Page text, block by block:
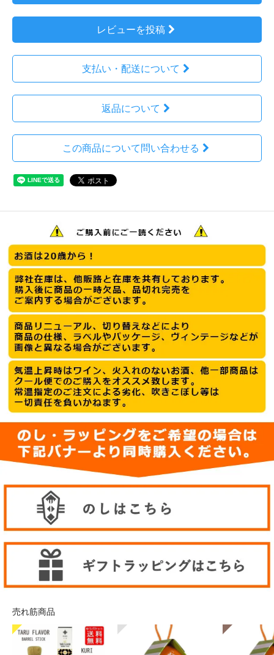
レビューを投稿
支払い・配送について
返品について
この商品について問い合わせる
売れ筋商品